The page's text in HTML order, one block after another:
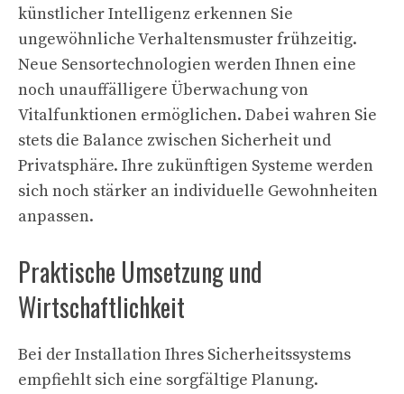
künstlicher Intelligenz erkennen Sie
ungewöhnliche Verhaltensmuster frühzeitig.
Neue Sensortechnologien werden Ihnen eine
noch unauffälligere Überwachung von
Vitalfunktionen ermöglichen. Dabei wahren Sie
stets die Balance zwischen Sicherheit und
Privatsphäre. Ihre zukünftigen Systeme werden
sich noch stärker an individuelle Gewohnheiten
anpassen.
Praktische Umsetzung und
Wirtschaftlichkeit
Bei der Installation Ihres Sicherheitssystems
empfiehlt sich eine sorgfältige Planung.